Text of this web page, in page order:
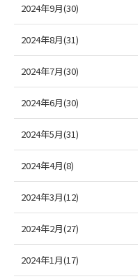
2024年9月(30)
2024年8月(31)
2024年7月(30)
2024年6月(30)
2024年5月(31)
2024年4月(8)
2024年3月(12)
2024年2月(27)
2024年1月(17)